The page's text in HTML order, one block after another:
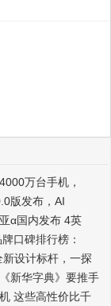
万台手机，
版发布，AI
α国内发布 4英
口碑排行榜：
新设计标杆，一探
新华字典》要推手
这些高性价比千